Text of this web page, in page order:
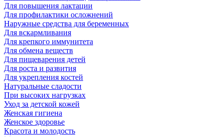
Для повышения лактации
Для профилактики осложнений
Наружные средства для беременных
Для вскармливания
Для крепкого иммунитета
Для обмена веществ
Для пищеварения детей
Для роста и развития
Для укрепления костей
Натуральные сладости
При высоких нагрузках
Уход за детской кожей
Женская гигиена
Женское здоровье
Красота и молодость